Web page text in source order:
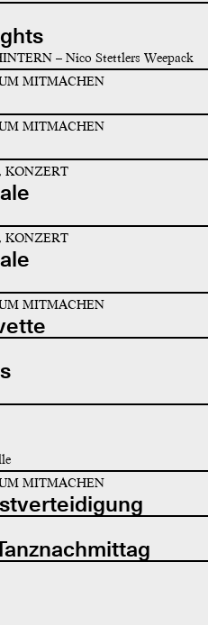
– Nico Stettlers Weepack
MITMACHEN
MITMACHEN
KONZERT
KONZERT
MITMACHEN
MITMACHEN